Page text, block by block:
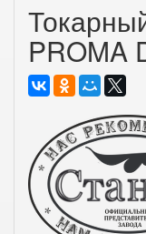
PROMA